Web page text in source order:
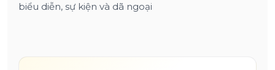
biểu diễn, sự kiện và dã ngoại